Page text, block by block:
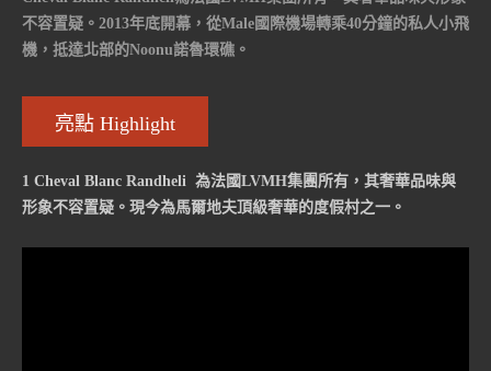
不容置疑。2013年底開幕，從Male國際機場轉乘40分鐘的私人小飛
機，抵達北部的Noonu諾魯環礁。
亮點 Highlight
1 Cheval Blanc Randheli 為法國LVMH集團所有，其奢華品味與
形象不容置疑。現今為馬爾地夫頂級奢華的度假村之一。